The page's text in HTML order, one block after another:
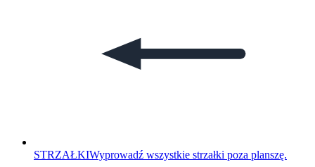
STRZAŁKIWyprowadź wszystkie strzałki poza planszę.